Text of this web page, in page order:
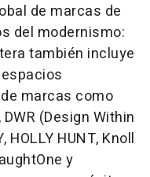
de marcas de
del modernismo:
también incluye
marcas como
(Design Within
HOLLY HUNT, Knoll
y